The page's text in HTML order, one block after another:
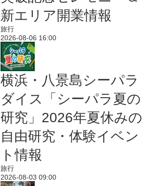
新エリア開業情報
旅行
2026-08-06 16:00
横浜・八景島シーパラ
ダイス「シーパラ夏の
研究」2026年夏休みの
自由研究・体験イベン
ト情報
旅行
2026-08-03 09:00